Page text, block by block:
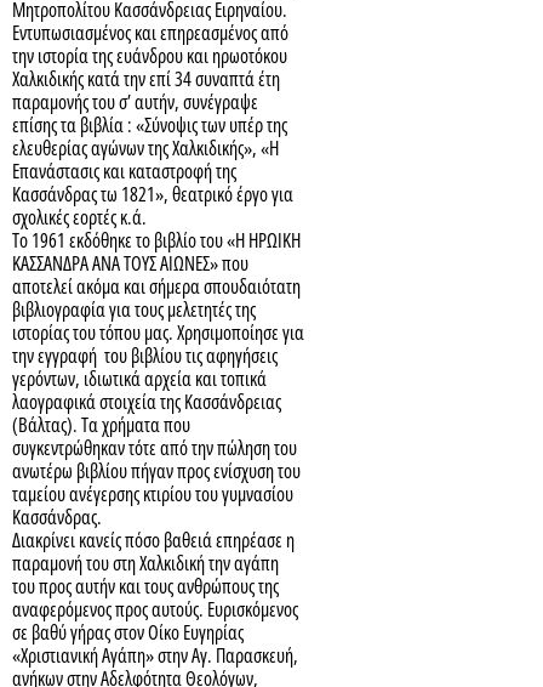
Μητροπολίτου Κασσάνδρειας Ειρηναίου.
Εντυπωσιασμένος και επηρεασμένος από
την ιστορία της ευάνδρου και ηρωοτόκου
Χαλκιδικής κατά την επί 34 συναπτά έτη
παραμονής του σ’ αυτήν, συνέγραψε
επίσης τα βιβλία : «Σύνοψις των υπέρ της
ελευθερίας αγώνων της Χαλκιδικής», «Η
Επανάστασις και καταστροφή της
Κασσάνδρας τω 1821», θεατρικό έργο για
σχολικές εορτές κ.ά.
Το 1961 εκδόθηκε το βιβλίο του «Η ΗΡΩΙΚΗ
ΚΑΣΣΑΝΔΡΑ ΑΝΑ ΤΟΥΣ ΑΙΩΝΕΣ» που
αποτελεί ακόμα και σήμερα σπουδαιότατη
βιβλιογραφία για τους μελετητές της
ιστορίας του τόπου μας. Χρησιμοποίησε για
την εγγραφή του βιβλίου τις αφηγήσεις
γερόντων, ιδιωτικά αρχεία και τοπικά
λαογραφικά στοιχεία της Κασσάνδρειας
(Βάλτας). Τα χρήματα που
συγκεντρώθηκαν τότε από την πώληση του
ανωτέρω βιβλίου πήγαν προς ενίσχυση του
ταμείου ανέγερσης κτιρίου του γυμνασίου
Κασσάνδρας.
Διακρίνει κανείς πόσο βαθειά επηρέασε η
παραμονή του στη Χαλκιδική την αγάπη
του προς αυτήν και τους ανθρώπους της
αναφερόμενος προς αυτούς. Ευρισκόμενος
σε βαθύ γήρας στον Οίκο Ευγηρίας
«Χριστιανική Αγάπη» στην Αγ. Παρασκευή,
ανήκων στην Αδελφότητα Θεολόγων,